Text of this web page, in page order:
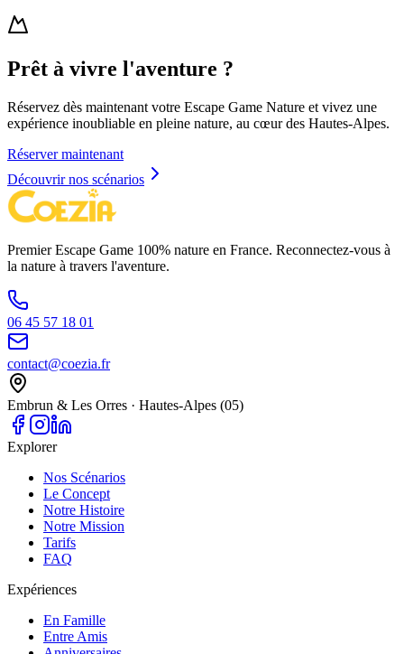
Prêt à vivre l'aventure ?
Réservez dès maintenant votre Escape Game Nature et vivez une
expérience inoubliable en pleine nature, au cœur des Hautes-Alpes.
Réserver maintenant
Découvrir nos scénarios
Premier Escape Game 100% nature en France. Reconnectez-vous à
la nature à travers l'aventure.
06 45 57 18 01
contact@coezia.fr
Embrun & Les Orres · Hautes-Alpes (05)
Explorer
Nos Scénarios
Le Concept
Notre Histoire
Notre Mission
Tarifs
FAQ
Expériences
En Famille
Entre Amis